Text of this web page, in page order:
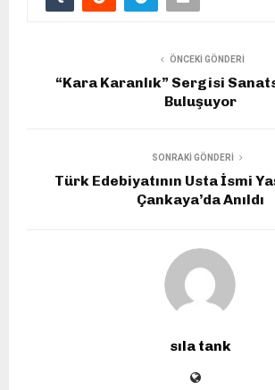
ÖNCEKI GÖNDERI
“Kara Karanlık” Sergisi
Buluşuyor
SONRAKI GÖNDERI
Türk Edebiyatının Usta İsmi
Çankaya’da Anıldı
sıla tank